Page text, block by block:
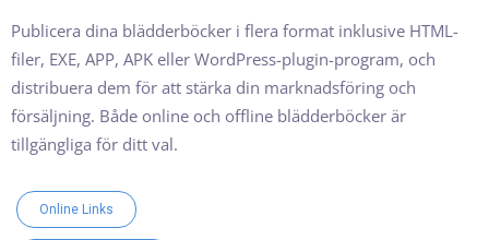
Publicera dina blädderböcker i flera format inklusive HTML-
filer, EXE, APP, APK eller WordPress-plugin-program, och
distribuera dem för att stärka din marknadsföring och
försäljning. Både online och offline blädderböcker är
tillgängliga för ditt val.
Online Links